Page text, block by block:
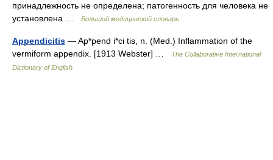
принадлежность не определена; патогенность для человека не
установлена …
Большой медицинский словарь
Appendicitis — Ap*pend i*ci tis, n. (Med.) Inflammation of the
vermiform appendix. [1913 Webster] …
The Collaborative International
Dictionary of English